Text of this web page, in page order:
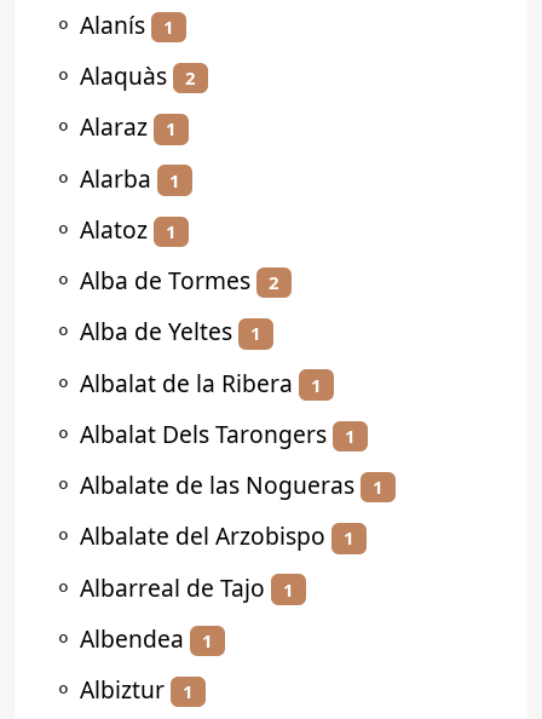
⚬ Alanís 1
⚬ Alaquàs 2
⚬ Alaraz 1
⚬ Alarba 1
⚬ Alatoz 1
⚬ Alba de Tormes 2
⚬ Alba de Yeltes 1
⚬ Albalat de la Ribera 1
⚬ Albalat Dels Tarongers 1
⚬ Albalate de las Nogueras 1
⚬ Albalate del Arzobispo 1
⚬ Albarreal de Tajo 1
⚬ Albendea 1
⚬ Albiztur 1